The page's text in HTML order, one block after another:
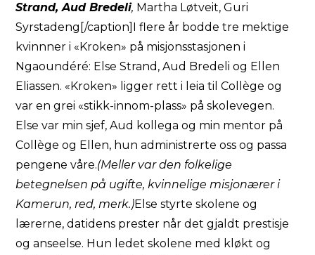
Strand, Aud Bredeli, Martha Løtveit, Guri
Syrstadeng[/caption]I flere år bodde tre mektige
kvinnner i «Kroken» på misjonsstasjonen i
Ngaoundéré: Else Strand, Aud Bredeli og Ellen
Eliassen. «Kroken» ligger rett i leia til Collège og
var en grei «stikk-innom-plass» på skolevegen.
Else var min sjef, Aud kollega og min mentor på
Collège og Ellen, hun administrerte oss og passa
pengene våre.(Meller var den folkelige
betegnelsen på ugifte, kvinnelige misjonærer i
Kamerun, red, merk.)Else styrte skolene og
lærerne, datidens prester når det gjaldt prestisje
og anseelse. Hun ledet skolene med kløkt og